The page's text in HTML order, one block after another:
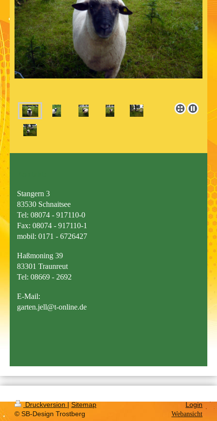
Stangern 3
83530 Schnaitsee
Tel: 08074 - 917110-0
Fax: 08074 - 917110-1
mobil: 0171 - 6726427
Haßmoning 39
83301 Traunreut
Tel: 08669 - 2692
E-Mail:
garten.jell@t-online.de
Druckversion | Sitemap
© SB-Design Trostberg
Login
Webansicht